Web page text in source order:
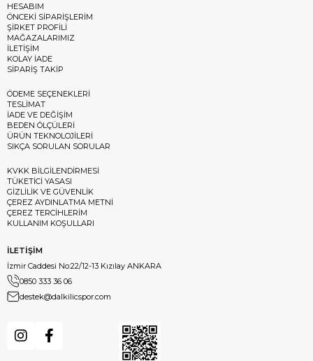
HESABIM
ÖNCEKİ SİPARİŞLERİM
ŞİRKET PROFİLİ
MAĞAZALARIMIZ
İLETİŞİM
KOLAY İADE
SİPARİŞ TAKİP
ÖDEME SEÇENEKLERİ
TESLİMAT
İADE VE DEĞİŞİM
BEDEN ÖLÇÜLERİ
ÜRÜN TEKNOLOJİLERİ
SIKÇA SORULAN SORULAR
KVKK BİLGİLENDİRMESİ
TÜKETİCİ YASASI
GİZLİLİK VE GÜVENLİK
ÇEREZ AYDINLATMA METNİ
ÇEREZ TERCİHLERİM
KULLANIM KOŞULLARI
İLETİŞİM
İzmir Caddesi No:22/12-13 Kızılay ANKARA
0850 333 36 06
destek@dalkilicspor.com